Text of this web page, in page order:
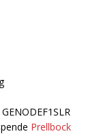
Prellbock